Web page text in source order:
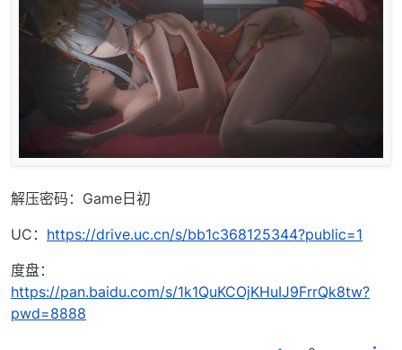
解压密码：Game日初
UC： https://drive.uc.cn/s/bb1c368125344?public=1
度盘：
https://pan.baidu.com/s/1k1QuKCOjKHuIJ9FrrQk8tw?
pwd=8888